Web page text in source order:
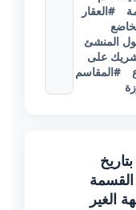
#العقار
المنشئ
على
#المقاسم
قرار تعقيبي عدد 2025/81322 بتاريخ
القسمة
الغير